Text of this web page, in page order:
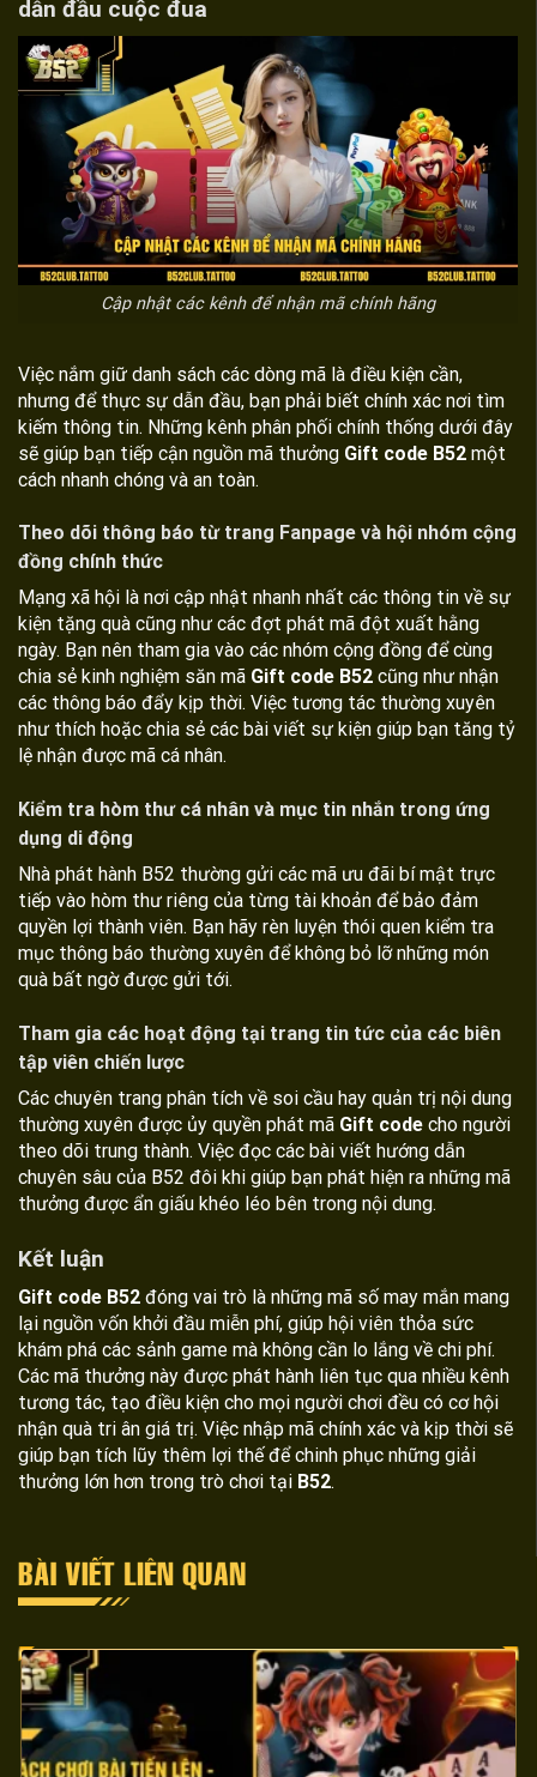
dẫn đầu cuộc đua
Cập nhật các kênh để nhận mã chính hãng
Việc nắm giữ danh sách các dòng mã là điều kiện cần,
nhưng để thực sự dẫn đầu, bạn phải biết chính xác nơi tìm
kiếm thông tin. Những kênh phân phối chính thống dưới đây
sẽ giúp bạn tiếp cận nguồn mã thưởng Gift code B52 một
cách nhanh chóng và an toàn.
Theo dõi thông báo từ trang Fanpage và hội nhóm cộng
đồng chính thức
Mạng xã hội là nơi cập nhật nhanh nhất các thông tin về sự
kiện tặng quà cũng như các đợt phát mã đột xuất hằng
ngày. Bạn nên tham gia vào các nhóm cộng đồng để cùng
chia sẻ kinh nghiệm săn mã Gift code B52 cũng như nhận
các thông báo đẩy kịp thời. Việc tương tác thường xuyên
như thích hoặc chia sẻ các bài viết sự kiện giúp bạn tăng tỷ
lệ nhận được mã cá nhân.
Kiểm tra hòm thư cá nhân và mục tin nhắn trong ứng
dụng di động
Nhà phát hành B52 thường gửi các mã ưu đãi bí mật trực
tiếp vào hòm thư riêng của từng tài khoản để bảo đảm
quyền lợi thành viên. Bạn hãy rèn luyện thói quen kiểm tra
mục thông báo thường xuyên để không bỏ lỡ những món
quà bất ngờ được gửi tới.
Tham gia các hoạt động tại trang tin tức của các biên
tập viên chiến lược
Các chuyên trang phân tích về soi cầu hay quản trị nội dung
thường xuyên được ủy quyền phát mã Gift code cho người
theo dõi trung thành. Việc đọc các bài viết hướng dẫn
chuyên sâu của B52 đôi khi giúp bạn phát hiện ra những mã
thưởng được ẩn giấu khéo léo bên trong nội dung.
Kết luận
Gift code B52 đóng vai trò là những mã số may mắn mang
lại nguồn vốn khởi đầu miễn phí, giúp hội viên thỏa sức
khám phá các sảnh game mà không cần lo lắng về chi phí.
Các mã thưởng này được phát hành liên tục qua nhiều kênh
tương tác, tạo điều kiện cho mọi người chơi đều có cơ hội
nhận quà tri ân giá trị. Việc nhập mã chính xác và kịp thời sẽ
giúp bạn tích lũy thêm lợi thế để chinh phục những giải
thưởng lớn hơn trong trò chơi tại B52.